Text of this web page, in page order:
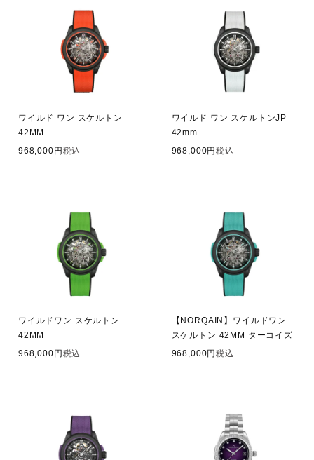
ワイルド ワン スケルトン
42MM
968,000
税込
ワイルド ワン スケルトンJP
42mm
968,000
税込
ワイルドワン スケルトン
42MM
968,000
税込
【NORQAIN】ワイルドワン
スケルトン 42MM ターコイズ
968,000
税込